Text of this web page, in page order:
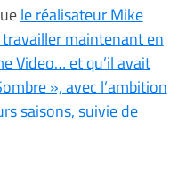
le réalisateur Mike
maintenant en
Video… et qu’il avait
», avec l’ambition
saisons, suivie de